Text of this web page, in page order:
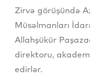
Zirvə görüşündə
Müsəlmanları
Allahşükür
direktoru,
edirlər.